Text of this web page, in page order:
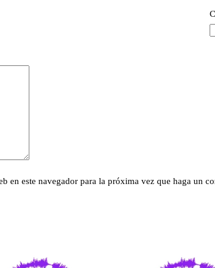
en este navegador para la próxima vez que haga un